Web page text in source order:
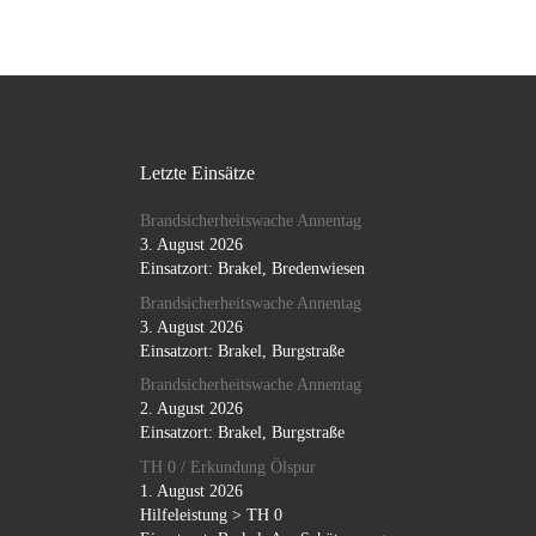
Letzte Einsätze
Brandsicherheitswache Annentag
3. August 2026
Einsatzort: Brakel, Bredenwiesen
Brandsicherheitswache Annentag
3. August 2026
Einsatzort: Brakel, Burgstraße
Brandsicherheitswache Annentag
2. August 2026
Einsatzort: Brakel, Burgstraße
TH 0 / Erkundung Ölspur
1. August 2026
Hilfeleistung > TH 0